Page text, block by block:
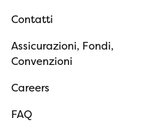
Contatti
Assicurazioni, Fondi,
Convenzioni
Careers
FAQ